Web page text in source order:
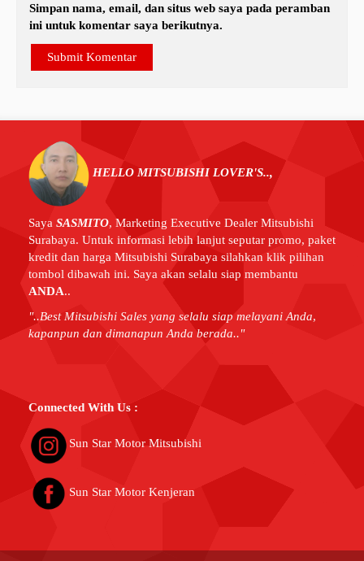
Simpan nama, email, dan situs web saya pada peramban
ini untuk komentar saya berikutnya.
HELLO MITSUBISHI LOVER'S..,
Saya SASMITO, Marketing Executive Dealer Mitsubishi
Surabaya. Untuk informasi lebih lanjut seputar promo, paket
kredit dan harga Mitsubishi Surabaya silahkan klik pilihan
tombol dibawah ini. Saya akan selalu siap membantu
ANDA..
"..Best Mitsubishi Sales yang selalu siap melayani Anda,
kapanpun dan dimanapun Anda berada.."
Connected With Us :
Sun Star Motor Mitsubishi
Sun Star Motor Kenjeran